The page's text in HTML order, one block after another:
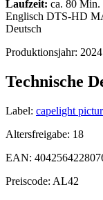
Laufzeit: ca. 80 Min.
Englisch DTS-HD
Deutsch
Produktionsjahr: 2024
Technische
Label: capelight
Altersfreigabe: 18
EAN:
Preiscode: AL42